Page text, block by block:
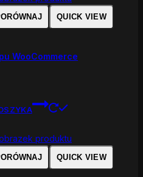
QUICK VIEW
WooCommerce
QUICK VIEW